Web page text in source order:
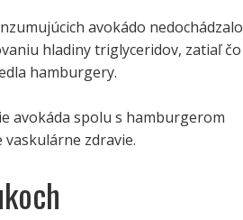
avokádo nedochádzalo
hladiny triglyceridov, zatiaľ čo
hamburgery.
avokáda spolu s hamburgerom
zdravie.